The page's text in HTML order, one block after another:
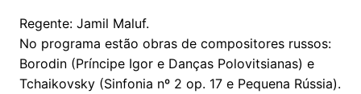
Regente: Jamil Maluf.
No programa estão obras de compositores russos:
Borodin (Príncipe Igor e Danças Polovitsianas) e
Tchaikovsky (Sinfonia nº 2 op. 17 e Pequena Rússia).